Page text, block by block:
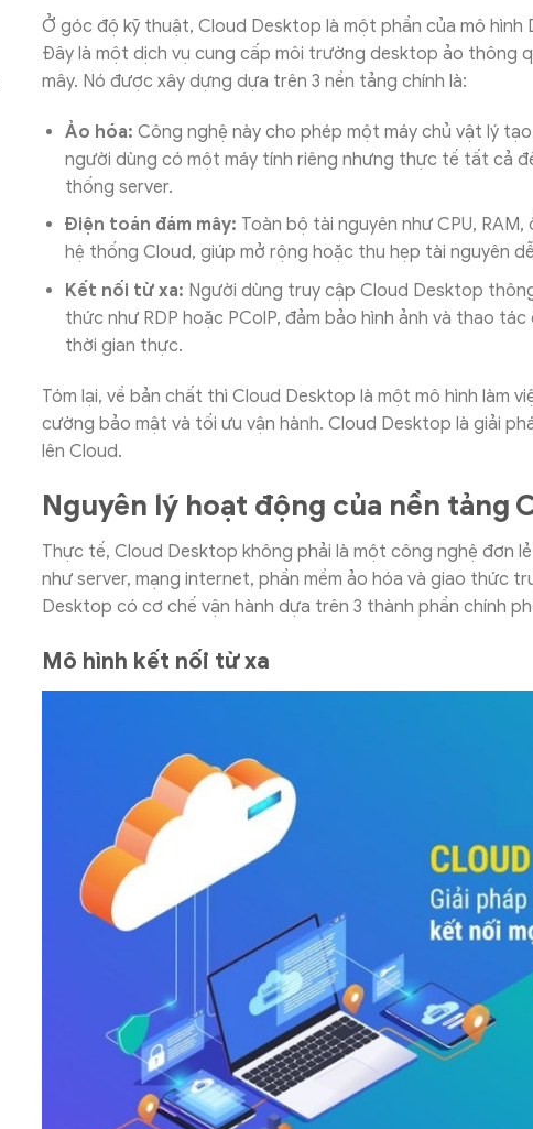
Ở góc độ kỹ thuật, Cloud Desktop là một phần của mô hình
Đây là một dịch vụ cung cấp môi trường desktop ảo thông
mây. Nó được xây dựng dựa trên 3 nền tảng chính là:
Ảo hóa: Công nghệ này cho phép một máy chủ vật lý
người dùng có một máy tính riêng nhưng thực tế tất cả
thống server.
Điện toán đám mây: Toàn bộ tài nguyên như CPU,
hệ thống Cloud, giúp mở rộng hoặc thu hẹp tài nguyên
Kết nối từ xa: Người dùng truy cập Cloud Desktop
thức như RDP hoặc PColP, đảm bảo hình ảnh và thao
thời gian thực.
Tóm lại, về bản chất thì Cloud Desktop là một mô hình làm
cường bảo mật và tối ưu vận hành. Cloud Desktop là giải
lên Cloud.
Nguyên lý hoạt động của nền tảng
Thực tế, Cloud Desktop không phải là một công nghệ đơn
như server, mạng internet, phần mềm ảo hóa và giao thức
Desktop có cơ chế vận hành dựa trên 3 thành phần chính
Mô hình kết nối từ xa